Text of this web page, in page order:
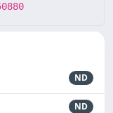
ND
ND